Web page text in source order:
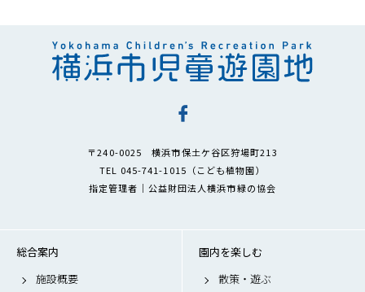
〒240-0025 横浜市保土ケ谷区狩場町213
TEL 045-741-1015（こども植物園）
指定管理者｜公益財団法人横浜市緑の協会
総合案内
施設概要
園内を楽しむ
散策・遊ぶ